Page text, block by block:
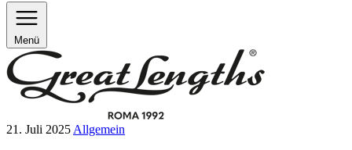
Menü
21. Juli 2025 Allgemein